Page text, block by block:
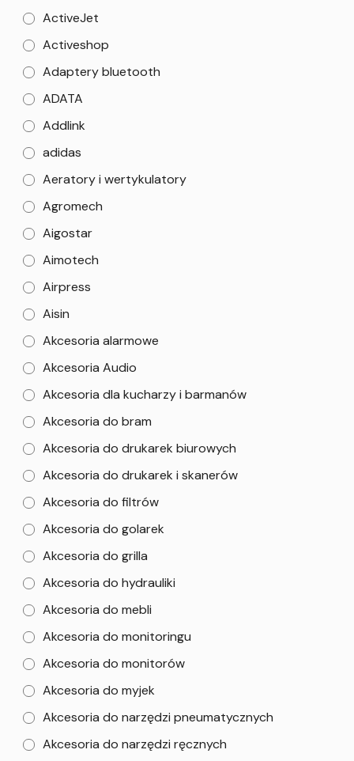
ActiveJet
Activeshop
Adaptery bluetooth
ADATA
Addlink
adidas
Aeratory i wertykulatory
Agromech
Aigostar
Aimotech
Airpress
Aisin
Akcesoria alarmowe
Akcesoria Audio
Akcesoria dla kucharzy i barmanów
Akcesoria do bram
Akcesoria do drukarek biurowych
Akcesoria do drukarek i skanerów
Akcesoria do filtrów
Akcesoria do golarek
Akcesoria do grilla
Akcesoria do hydrauliki
Akcesoria do mebli
Akcesoria do monitoringu
Akcesoria do monitorów
Akcesoria do myjek
Akcesoria do narzędzi pneumatycznych
Akcesoria do narzędzi ręcznych